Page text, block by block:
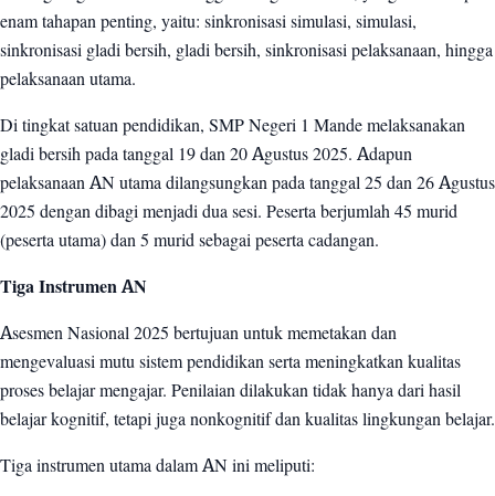
enam tahapan penting, yaitu: sinkronisasi simulasi, simulasi,
sinkronisasi gladi bersih, gladi bersih, sinkronisasi pelaksanaan, hingga
pelaksanaan utama.
Di tingkat satuan pendidikan, SMP Negeri 1 Mande melaksanakan
gladi bersih pada tanggal 19 dan 20 Agustus 2025. Adapun
pelaksanaan AN utama dilangsungkan pada tanggal 25 dan 26 Agustus
2025 dengan dibagi menjadi dua sesi. Peserta berjumlah 45 murid
(peserta utama) dan 5 murid sebagai peserta cadangan.
Tiga Instrumen AN
Asesmen Nasional 2025 bertujuan untuk memetakan dan
mengevaluasi mutu sistem pendidikan serta meningkatkan kualitas
proses belajar mengajar. Penilaian dilakukan tidak hanya dari hasil
belajar kognitif, tetapi juga nonkognitif dan kualitas lingkungan belajar.
Tiga instrumen utama dalam AN ini meliputi: